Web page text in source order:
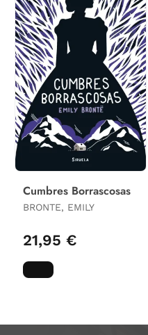
Cumbres Borrascosas
BRONTE, EMILY
21,95 €